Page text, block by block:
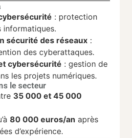
: protection
informatiques.
sécurité des réseaux :
des cyberattaques.
cybersécurité : gestion de
les projets numériques.
le secteur
35 000 et 45 000
80 000 euros/an après
d’expérience.